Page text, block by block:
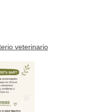
veterinario